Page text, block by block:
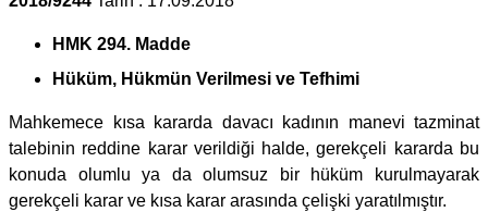
HMK 294. Madde
Hüküm, Hükmün Verilmesi ve Tefhimi
Mahkemece kısa kararda davacı kadının manevi tazminat
talebinin reddine karar verildiği halde, gerekçeli kararda bu
konuda olumlu ya da olumsuz bir hüküm kurulmayarak
gerekçeli karar ve kısa karar arasında çelişki yaratılmıştır.